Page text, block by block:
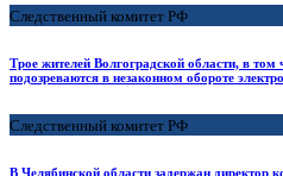
Следственный комитет РФ
Трое жителей Волгоградской области, в том
подозреваются в незаконном обороте
Следственный комитет РФ
В Челябинской области задержан директор